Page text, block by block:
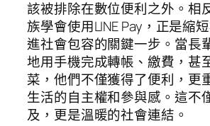
該被排除在數位便利之外。相
族學會使用LINE Pay，正是縮
進社會包容的關鍵一步。當長
地用手機完成轉帳、繳費，甚
菜，他們不僅獲得了便利，更
生活的自主權和參與感。這不
及，更是溫暖的社會連結。